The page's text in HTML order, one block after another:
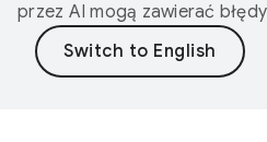
przez AI mogą zawierać